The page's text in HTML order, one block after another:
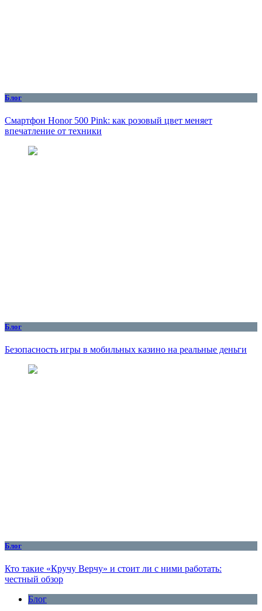
Блог
Смартфон Honor 500 Pink: как розовый цвет меняет
впечатление от техники
Блог
Безопасность игры в мобильных казино на реальные деньги
Блог
Кто такие «Кручу Верчу» и стоит ли с ними работать:
честный обзор
Блог